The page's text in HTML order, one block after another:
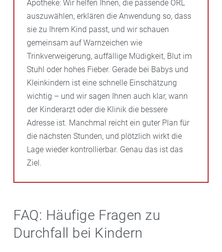
Apotheke: Wir helfen Ihnen, die passende ORL
auszuwählen, erklären die Anwendung so, dass
sie zu Ihrem Kind passt, und wir schauen
gemeinsam auf Warnzeichen wie
Trinkverweigerung, auffällige Müdigkeit, Blut im
Stuhl oder hohes Fieber. Gerade bei Babys und
Kleinkindern ist eine schnelle Einschätzung
wichtig – und wir sagen Ihnen auch klar, wann
der Kinderarzt oder die Klinik die bessere
Adresse ist. Manchmal reicht ein guter Plan für
die nächsten Stunden, und plötzlich wirkt die
Lage wieder kontrollierbar. Genau das ist das
Ziel.
FAQ: Häufige Fragen zu
Durchfall bei Kindern